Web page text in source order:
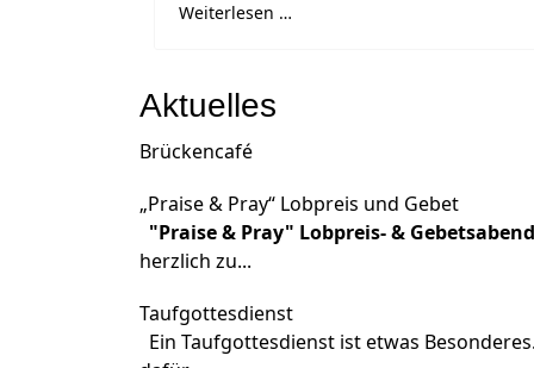
Weiterlesen …
Aktuelles
Brückencafé
„Praise & Pray“ Lobpreis und Gebet
"Praise & Pray" Lobpreis- & Gebetsabend
herzlich zu...
Taufgottesdienst
Ein Taufgottesdienst ist etwas